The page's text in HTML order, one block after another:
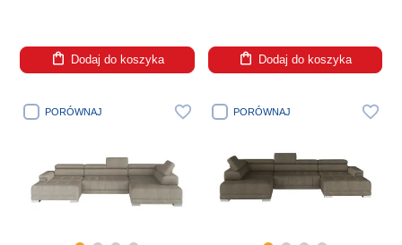
Dodaj do koszyka Dodaj do koszyka
PORÓWNAJ PORÓWNAJ